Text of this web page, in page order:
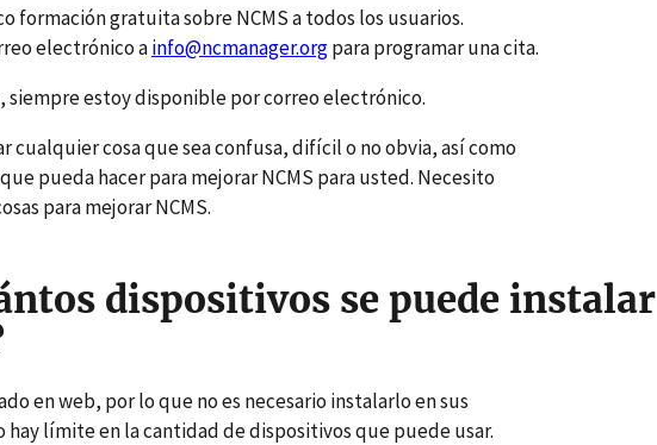
formación gratuita sobre NCMS a todos los usuarios.
electrónico ainfo@ncmanager.orgpara programar una cita.
siempre estoy disponible por correo electrónico.
cualquier cosa que sea confusa, difícil o no obvia, así como
pueda hacer para mejorar NCMS para usted. Necesito
para mejorar NCMS.
dispositivos se puede instalar
en web, por lo que no es necesario instalarlo en sus
hay límite en la cantidad de dispositivos que puede usar.